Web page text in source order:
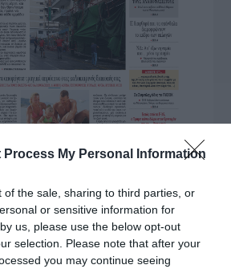
Process My Personal Information
of the sale, sharing to third parties, or
or sensitive information for
us, please use the below opt-out
selection. Please note that after your
you may continue seeing